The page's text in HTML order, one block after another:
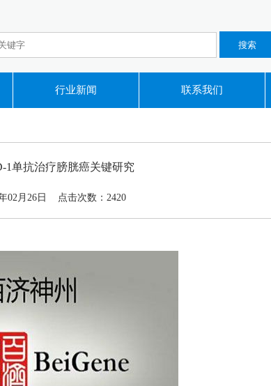
行业新闻 联系我们
1单抗治疗膀胱癌关键研究
02月26日 点击次数： 2420